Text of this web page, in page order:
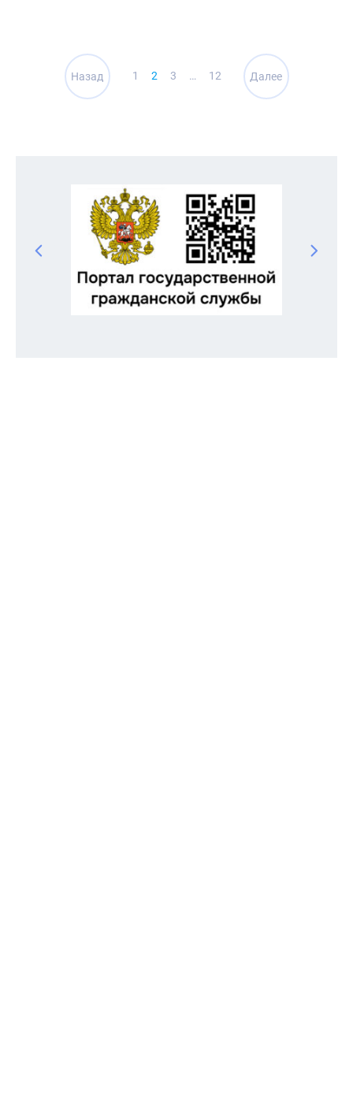
Навигация
по
Назад 1 2 3 … 12 Далее